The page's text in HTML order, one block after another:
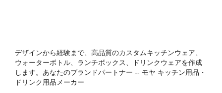
デザインから経験まで、高品質のカスタムキッチンウェア、
ウォーターボトル、ランチボックス、ドリンクウェアを作成
します。あなたのブランドパートナー -- モヤ キッチン用品・
ドリンク用品メーカー